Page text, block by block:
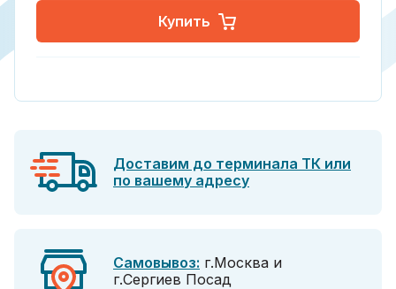
Купить
Доставим до терминала ТК или
по вашему адресу
Самовывоз: г.Москва и
г.Сергиев Посад